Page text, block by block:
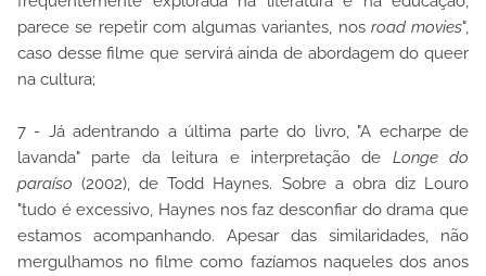
parece se repetir com algumas variantes, nos road movies",
caso desse filme que servirá ainda de abordagem do queer
na cultura;
7 - Já adentrando a última parte do livro, "A echarpe de
lavanda" parte da leitura e interpretação de Longe do
paraíso(2002), de Todd Haynes. Sobre a obra diz Louro
"tudo é excessivo, Haynes nos faz desconfiar do drama que
estamos acompanhando. Apesar das similaridades, não
mergulhamos no filme como fazíamos naqueles dos anos